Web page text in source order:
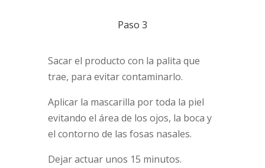
Paso 3
Sacar el producto con la palita que
trae, para evitar contaminarlo.
Aplicar la mascarilla por toda la piel
evitando el área de los ojos, la boca y
el contorno de las fosas nasales.
Dejar actuar unos 15 minutos.